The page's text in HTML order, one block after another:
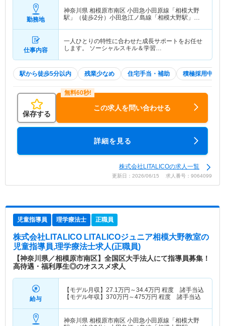
勤務地
神奈川県 相模原市南区 小田急小田原線「相模大野
駅」（徒歩2分）小田急江ノ島線「相模大野駅」
仕事内容
一人ひとりの特性に合わせた成長サポートをお任せ
します。 ソーシャルスキル＆学習…
駅から徒歩5分以内 残業少なめ 住宅手当・補助 積極採用中
保存する
この求人を問い合わせる
詳細を見る
株式会社LITALICOの求人一覧
更新日：2026/06/15 求人番号：9064099
児童指導員 理学療法士 正職員
株式会社LITALICO LITALICOジュニア相模大野教室の
児童指導員,理学療法士求人(正職員)
【神奈川県／相模原市南区】全国区大手法人にて指導員募集！
高待遇・福利厚生◎のオススメ求人
給与
【モデル月収】 27.1万円～34.4万円 程度 諸手当込
【モデル年収】 370万円～475万円 程度 諸手当込
神奈川県 相模原市南区 小田急小田原線「相模大野